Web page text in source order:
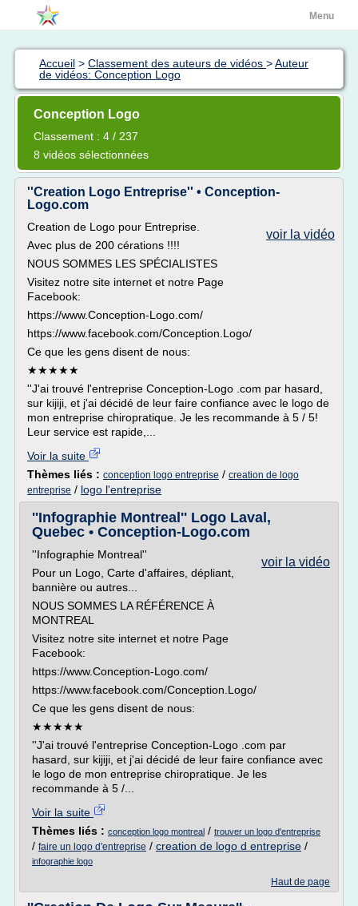
Menu
Accueil > Classement des auteurs de vidéos >Auteur
de vidéos: Conception Logo
Conception Logo
Classement : 4 / 237
8 vidéos sélectionnées
''Creation Logo Entreprise'' • Conception-
Logo.com
voir la vidéo
Creation de Logo pour Entreprise.
Avec plus de 200 cérations !!!!
NOUS SOMMES LES SPÉCIALISTES
Visitez notre site internet et notre Page
Facebook:
https://www.Conception-Logo.com/
https://www.facebook.com/Conception.Logo/
Ce que les gens disent de nous:
★★★★★
''J'ai trouvé l'entreprise Conception-Logo .com par hasard,
sur kijiji, et j'ai décidé de leur faire confiance avec le logo de
mon entreprise chiropratique. Je les recommande à 5 / 5!
Leur service est rapide,...
Voir la suite
Thèmes liés : conception logo entreprise / creation de logo
entreprise / logo l'entreprise
''Infographie Montreal'' Logo Laval,
Quebec • Conception-Logo.com
voir la vidéo
''Infographie Montreal''
Pour un Logo, Carte d'affaires, dépliant,
bannière ou autres...
NOUS SOMMES LA RÉFÉRENCE À
MONTREAL
Visitez notre site internet et notre Page
Facebook:
https://www.Conception-Logo.com/
https://www.facebook.com/Conception.Logo/
Ce que les gens disent de nous:
★★★★★
''J'ai trouvé l'entreprise Conception-Logo .com par
hasard, sur kijiji, et j'ai décidé de leur faire confiance avec
le logo de mon entreprise chiropratique. Je les
recommande à 5 /...
Voir la suite
Thèmes liés : conception logo montreal / trouver un logo d'entreprise
/ faire un logo d'entreprise / creation de logo d entreprise /
infographie logo
Haut de page